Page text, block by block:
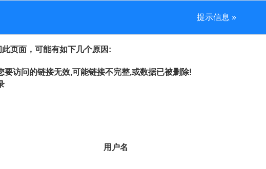
提示信息 »
页面，可能有如下几个原因:
要访问的链接无效,可能链接不完整,或数据已被删除!
用户名